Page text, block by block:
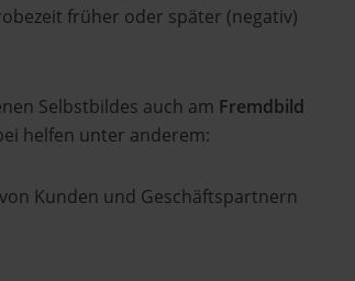
früher oder später (negativ)
Selbstbildes auch am Fremdbild
helfen unter anderem:
Kunden und Geschäftspartnern